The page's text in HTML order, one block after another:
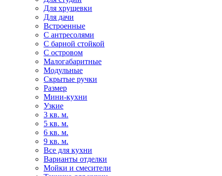
Для хрущевки
Для дачи
Встроенные
С антресолями
С барной стойкой
С островом
Малогабаритные
Модульные
Скрытые ручки
Размер
Мини-кухни
Узкие
3 кв. м.
5 кв. м.
6 кв. м.
9 кв. м.
Все для кухни
Варианты отделки
Мойки и смесители